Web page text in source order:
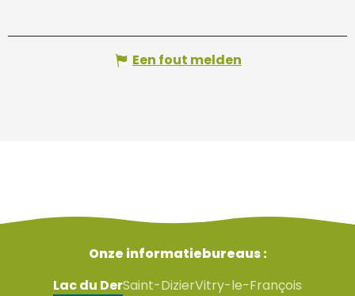
Een fout melden
Onze informatiebureaus :
Lac du DerSaint-DizierVitry-le-François